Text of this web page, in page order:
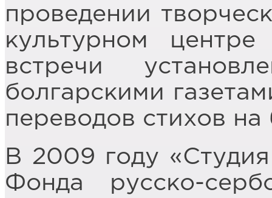
проведении
культурном
встречи
болгарскими
переводов стихов на
В 2009 году
Фонда русско-